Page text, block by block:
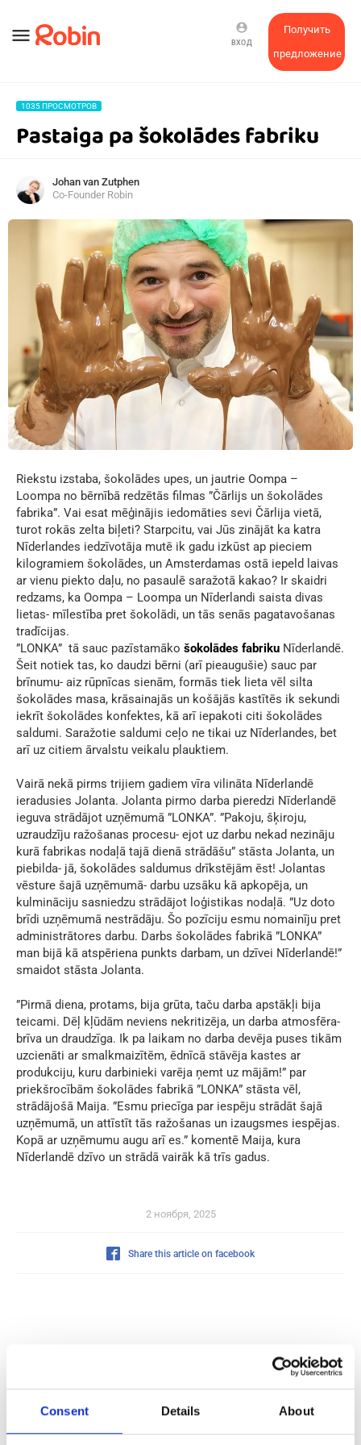
Consent Details About
menu
Получить
предложение
account_circle
ВХОД
1035 ПРОСМОТРОВ
Pastaiga pa šokolādes fabriku
Johan van Zutphen
Co-Founder Robin
Riekstu izstaba, šokolādes upes, un jautrie Oompa –
Loompa no bērnībā redzētās filmas ”Čārlijs un šokolādes
fabrika”. Vai esat mēģinājis iedomāties sevi Čārlija vietā,
turot rokās zelta biļeti? Starpcitu, vai Jūs zinājāt ka katra
Nīderlandes iedzīvotāja mutē ik gadu izkūst ap pieciem
kilogramiem šokolādes, un Amsterdamas ostā iepeld laivas
ar vienu piekto daļu, no pasaulē saražotā kakao? Ir skaidri
redzams, ka Oompa – Loompa un Nīderlandi saista divas
lietas- mīlestība pret šokolādi, un tās senās pagatavošanas
tradīcijas.
”LONKA” tā sauc pazīstamāko šokolādes fabriku Nīderlandē.
Šeit notiek tas, ko daudzi bērni (arī pieaugušie) sauc par
brīnumu- aiz rūpnīcas sienām, formās tiek lieta vēl silta
šokolādes masa, krāsainajās un košājās kastītēs ik sekundi
iekrīt šokolādes konfektes, kā arī iepakoti citi šokolādes
saldumi. Saražotie saldumi ceļo ne tikai uz Nīderlandes, bet
arī uz citiem ārvalstu veikalu plauktiem.
Vairā nekā pirms trijiem gadiem vīra vilināta Nīderlandē
ieradusies Jolanta. Jolanta pirmo darba pieredzi Nīderlandē
ieguva strādājot uzņēmumā ”LONKA”. ”Pakoju, šķiroju,
uzraudzīju ražošanas procesu- ejot uz darbu nekad nezināju
kurā fabrikas nodaļā tajā dienā strādāšu” stāsta Jolanta, un
piebilda- jā, šokolādes saldumus drīkstējām ēst! Jolantas
vēsture šajā uzņēmumā- darbu uzsāku kā apkopēja, un
kulmināciju sasniedzu strādājot loģistikas nodaļā. ”Uz doto
brīdi uzņēmumā nestrādāju. Šo pozīciju esmu nomainīju pret
administrātores darbu. Darbs šokolādes fabrikā ”LONKA”
man bijā kā atspēriena punkts darbam, un dzīvei Nīderlandē!”
smaidot stāsta Jolanta.
”Pirmā diena, protams, bija grūta, taču darba apstākļi bija
teicami. Dēļ kļūdām neviens nekritizēja, un darba atmosfēra-
brīva un draudzīga. Ik pa laikam no darba devēja puses tikām
uzcienāti ar smalkmaizītēm, ēdnīcā stāvēja kastes ar
produkciju, kuru darbinieki varēja ņemt uz mājām!” par
priekšrocībām šokolādes fabrikā ”LONKA” stāsta vēl,
strādājošā Maija. ”Esmu priecīga par iespēju strādāt šajā
uzņēmumā, un attīstīt tās ražošanas un izaugsmes iespējas.
Kopā ar uzņēmumu augu arī es.” komentē Maija, kura
Nīderlandē dzīvo un strādā vairāk kā trīs gadus.
2 ноября, 2025
Share this article on facebook